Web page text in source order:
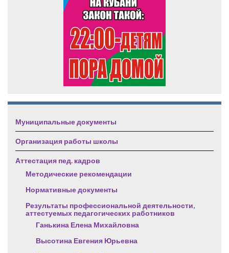
Муниципальные документы
Организация работы школы
Аттестация пед. кадров
Методические рекомендации
Нормативные документы
Результаты профессиональной деятельности,
аттестуемых педагогических работников
Ганькина Елена Михайловна
Высотина Евгения Юрьевна